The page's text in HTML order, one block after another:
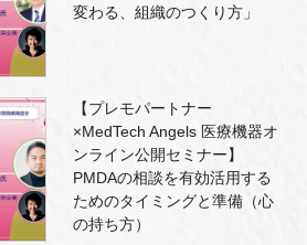
変わる、組織のつくり方」
【プレモパートナー
×MedTech Angels 医療機器オ
ンライン公開セミナー】
PMDAの相談を有効活用する
ためのタイミングと準備（心
の持ち方）